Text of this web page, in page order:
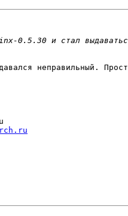
неправильный.